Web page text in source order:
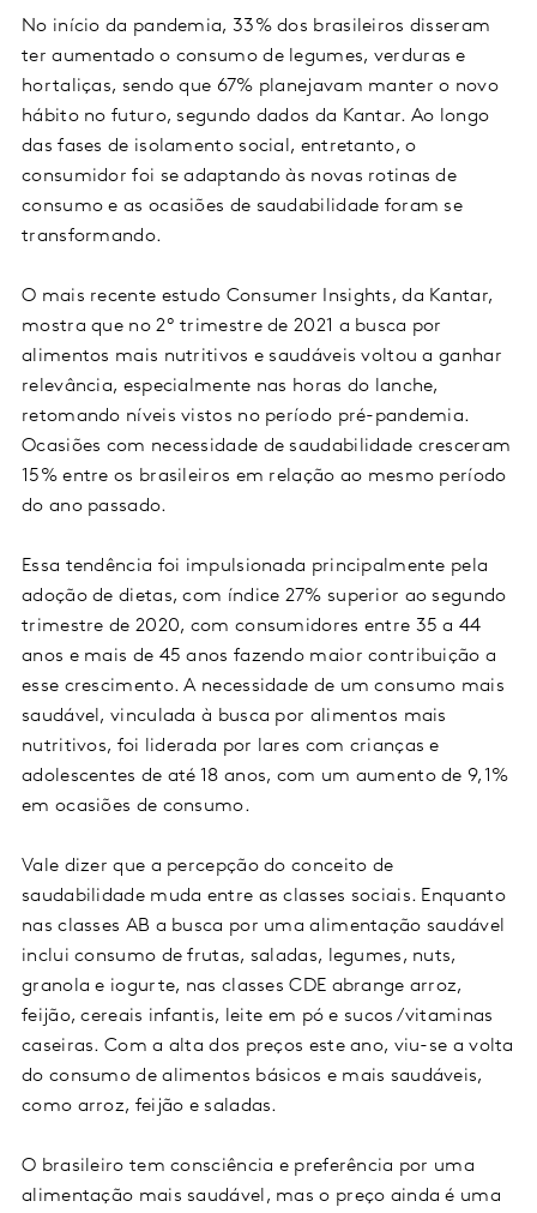
No início da pandemia, 33% dos brasileiros disseram
ter aumentado o consumo de legumes, verduras e
hortaliças, sendo que 67% planejavam manter o novo
hábito no futuro, segundo dados da Kantar. Ao longo
das fases de isolamento social, entretanto, o
consumidor foi se adaptando às novas rotinas de
consumo e as ocasiões de saudabilidade foram se
transformando.
O mais recente estudo Consumer Insights, da Kantar,
mostra que no 2º trimestre de 2021 a busca por
alimentos mais nutritivos e saudáveis voltou a ganhar
relevância, especialmente nas horas do lanche,
retomando níveis vistos no período pré-pandemia.
Ocasiões com necessidade de saudabilidade cresceram
15% entre os brasileiros em relação ao mesmo período
do ano passado.
Essa tendência foi impulsionada principalmente pela
adoção de dietas, com índice 27% superior ao segundo
trimestre de 2020, com consumidores entre 35 a 44
anos e mais de 45 anos fazendo maior contribuição a
esse crescimento. A necessidade de um consumo mais
saudável, vinculada à busca por alimentos mais
nutritivos, foi liderada por lares com crianças e
adolescentes de até 18 anos, com um aumento de 9,1%
em ocasiões de consumo.
Vale dizer que a percepção do conceito de
saudabilidade muda entre as classes sociais. Enquanto
nas classes AB a busca por uma alimentação saudável
inclui consumo de frutas, saladas, legumes, nuts,
granola e iogurte, nas classes CDE abrange arroz,
feijão, cereais infantis, leite em pó e sucos/vitaminas
caseiras. Com a alta dos preços este ano, viu-se a volta
do consumo de alimentos básicos e mais saudáveis,
como arroz, feijão e saladas.
O brasileiro tem consciência e preferência por uma
alimentação mais saudável, mas o preço ainda é uma